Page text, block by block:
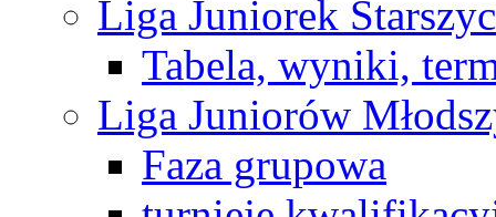
Liga Juniorek
Tabela, wyniki,
Liga Juniorów
Faza grupowa